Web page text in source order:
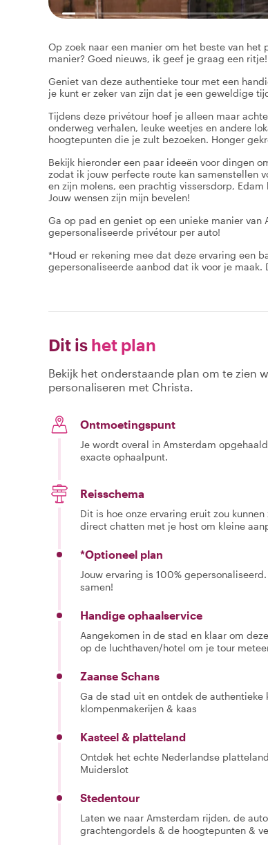
Op zoek naar een manier om het beste van
manier? Goed nieuws, ik geef je graag een ritje!
Geniet van deze authentieke tour met een
je kunt er zeker van zijn dat je een geweldige
Tijdens deze privétour hoef je alleen maar
onderweg verhalen, leuke weetjes en andere
hoogtepunten die je zult bezoeken. Honger
Bekijk hieronder een paar ideeën voor dingen
zodat ik jouw perfecte route kan samenstellen
en zijn molens, een prachtig vissersdorp,
Jouw wensen zijn mijn bevelen!
Ga op pad en geniet op een unieke manier
gepersonaliseerde privétour per auto!
*Houd er rekening mee dat deze ervaring een
gepersonaliseerde aanbod dat ik voor je maak.
Dit is het plan
Bekijk het onderstaande plan om te zien
personaliseren met Christa.
Ontmoetingspunt
Je wordt overal in Amsterdam
exacte ophaalpunt.
Reisschema
Dit is hoe onze ervaring eruit zou
direct chatten met je host om kleine
*Optioneel plan
Jouw ervaring is 100%
samen!
Handige ophaalservice
Aangekomen in de stad en klaar om
op de luchthaven/hotel om je tour
Zaanse Schans
Ga de stad uit en ontdek de
klompenmakerijen & kaas
Kasteel & platteland
Ontdek het echte Nederlandse
Muiderslot
Stedentour
Laten we naar Amsterdam rijden, de
grachtengordels & de hoogtepunten &